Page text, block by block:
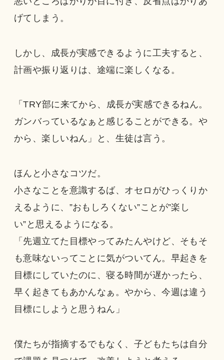
げてしまう。
しかし、成長が実感できるように工夫すると、
計画や振り返りは、途端に楽しくなる。
「TRY部に来てから、成長が実感できるねん。
ガンバっているなぁと感じることができる。や
から、楽しいねん」と、生徒は言う。
ほんと小さなコツだ。
小さなことを意識するば、オセロがひっくりか
えるように、”おもしろくない”ことが”楽し
い”と思えるようになる。
「先週立てた目標やってみたんやけど、そもそ
も意味ないってことに気がついてん。早起きを
目標にしていたのに、寝る時間が遅かったら、
早く起きてもあかんなぁ。やから、今週は違う
目標にしようと思うねん」
僕たちが指摘するでもなく、子どもたちは自分